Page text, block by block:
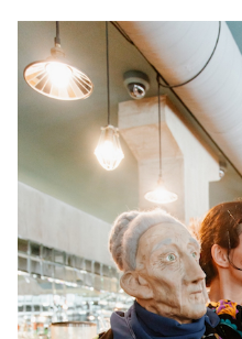
Книги
Выставки
Пресс-
релизы
О
Metro
Стримы
Спецпроекты
Звезды
Выборы
2026
Скачай